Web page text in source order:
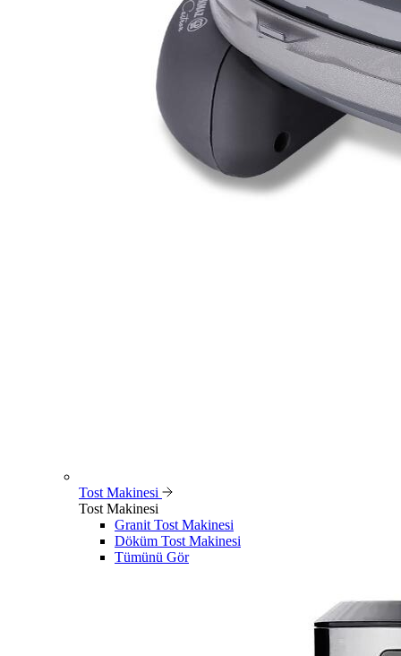
Tost Makinesi
Tost Makinesi
Granit Tost Makinesi
Döküm Tost Makinesi
Tümünü Gör